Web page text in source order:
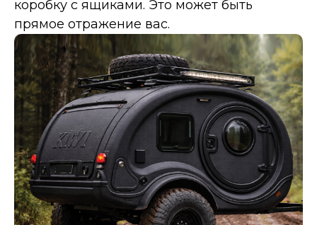
коробку с ящиками. Это может быть
прямое отражение вас.